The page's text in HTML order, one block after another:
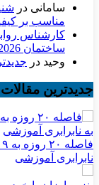
سامانی در
مناسب بر
کارشناس
ساختمان 2026
وحید در
جدیدترین
نابرابری آموزشی